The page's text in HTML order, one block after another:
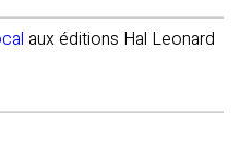
aux éditions Hal Leonard